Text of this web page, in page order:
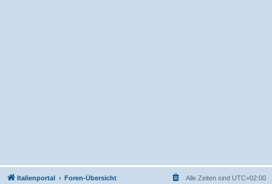
Italienportal Foren-Übersicht Alle Zeiten sind UTC+02:00